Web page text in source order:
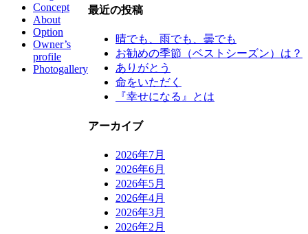
最近の投稿
晴でも、雨でも、曇でも
お勧めの季節（ベストシーズン）は？
ありがとう
命をいただく
『幸せになる』とは
アーカイブ
2026年7月
2026年6月
2026年5月
2026年4月
2026年3月
2026年2月
Concept
About
Option
Owner’s
profile
Photogallery